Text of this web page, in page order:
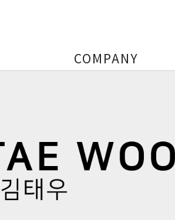
COMPANY